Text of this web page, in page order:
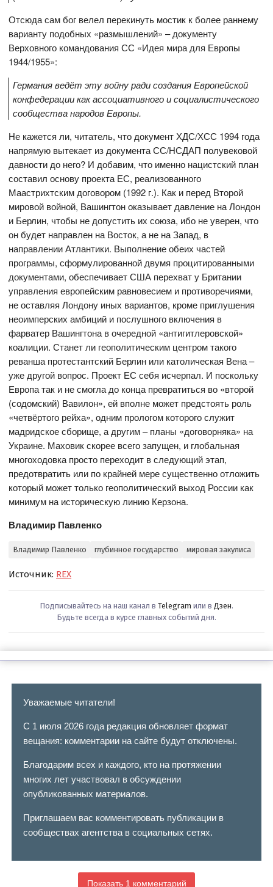
Отсюда сам бог велел перекинуть мостик к более раннему
варианту подобных «размышлений» – документу
Верховного командования СС «Идея мира для Европы
1944/1955»:
Германия ведёт эту войну ради создания Европейской
конфедерации как ассоциативного и социалистического
сообщества народов Европы.
Не кажется ли, читатель, что документ ХДС/ХСС 1994 года
напрямую вытекает из документа СС/НСДАП полувековой
давности до него? И добавим, что именно нацистский план
составил основу проекта ЕС, реализованного
Маастрихтским договором (1992 г.). Как и перед Второй
мировой войной, Вашингтон оказывает давление на Лондон
и Берлин, чтобы не допустить их союза, ибо не уверен, что
он будет направлен на Восток, а не на Запад, в
направлении Атлантики. Выполнение обеих частей
программы, сформулированной двумя процитированными
документами, обеспечивает США перехват у Британии
управления европейским равновесием и противоречиями,
не оставляя Лондону иных вариантов, кроме приглушения
неоимперских амбиций и послушного включения в
фарватер Вашингтона в очередной «антигитлеровской»
коалиции. Станет ли геополитическим центром такого
реванша протестантский Берлин или католическая Вена –
уже другой вопрос. Проект ЕС себя исчерпал. И поскольку
Европа так и не смогла до конца превратиться во «второй
(содомский) Вавилон», ей вполне может предстоять роль
«четвёртого рейха», одним прологом которого служит
мадридское сборище, а другим – планы «договорняка» на
Украине. Маховик скорее всего запущен, и глобальная
многоходовка просто переходит в следующий этап,
предотвратить или по крайней мере существенно отложить
который может только геополитический выход России как
минимум на историческую линию Керзона.
Владимир Павленко
Владимир Павленко глубинное государство мировая закулиса
Источник: REX
Подписывайтесь на наш канал в Telegram или в Дзен.
Будьте всегда в курсе главных событий дня.
Уважаемые читатели!
С 1 июля 2026 года редакция обновляет формат
вещания: комментарии на сайте будут отключены.
Благодарим всех и каждого, кто на протяжении
многих лет участвовал в обсуждении
опубликованных материалов.
Приглашаем вас комментировать публикации в
сообществах агентства в социальных сетях.
Показать 1 комментарий